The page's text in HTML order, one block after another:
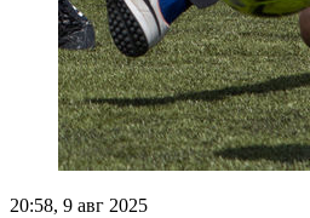
20:58, 9 авг 2025